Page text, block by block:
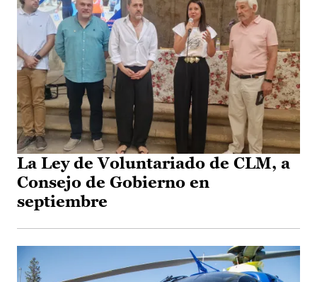
La Ley de Voluntariado de CLM, a
Consejo de Gobierno en
septiembre